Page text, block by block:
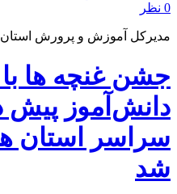
0 نظر
مدیرکل آموزش و پرورش
دانش‌آموز پیش
سراسر استان
شد